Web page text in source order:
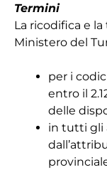
Termini
La ricodifica e
Ministero del
per i
entro il
delle
in tutti gli